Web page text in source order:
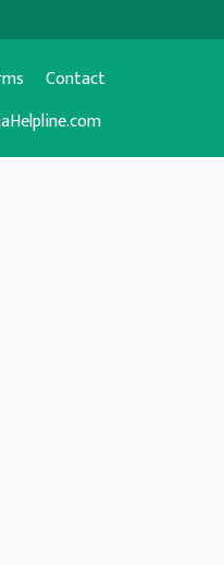
Contact